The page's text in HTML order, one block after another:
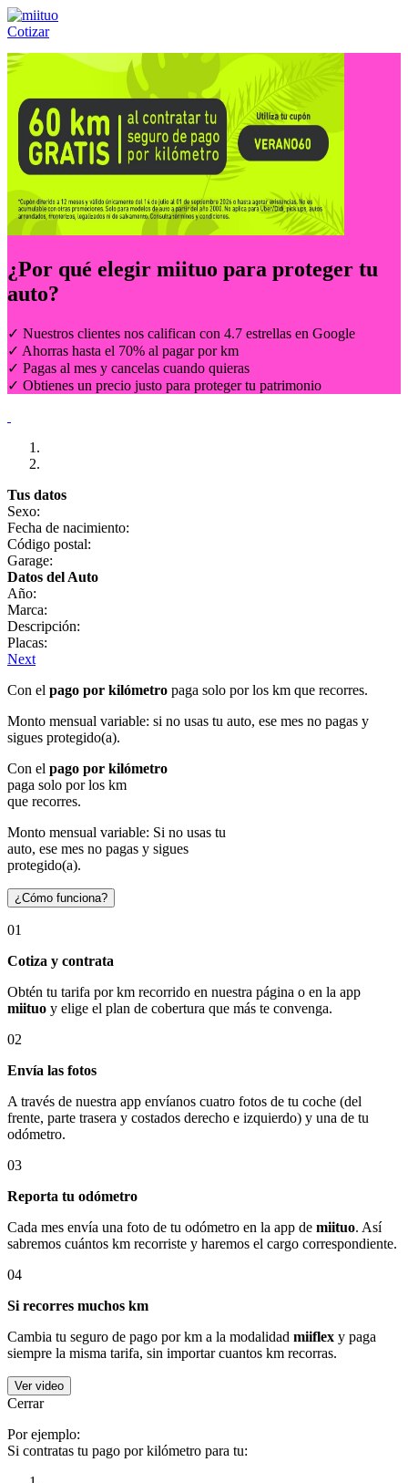
Cotizar
Llámanos al:(55) 84-21-05-00 ó
¿Por qué elegir miituo para proteger tu
auto?
✓ Nuestros clientes nos califican con 4.7 estrellas en Google
✓ Ahorras hasta el 70% al pagar por km
✓ Pagas al mes y cancelas cuando quieras
✓ Obtienes un precio justo para proteger tu patrimonio
Tus datos
Sexo:
Fecha de nacimiento:
Código postal:
Garage:
Datos del Auto
Año:
Marca:
Descripción:
Placas:
Next
Con el pago por kilómetro paga solo por los km que recorres.
Monto mensual variable: si no usas tu auto, ese mes no pagas y
sigues protegido(a).
Con el pago por kilómetro
paga solo por los km
que recorres.
Monto mensual variable: Si no usas tu
auto, ese mes no pagas y sigues
protegido(a).
¿Cómo funciona?
01
Cotiza y contrata
Obtén tu tarifa por km recorrido en nuestra página o en la app
miituo y elige el plan de cobertura que más te convenga.
02
Envía las fotos
A través de nuestra app envíanos cuatro fotos de tu coche (del
frente, parte trasera y costados derecho e izquierdo) y una de tu
odómetro.
03
Reporta tu odómetro
Cada mes envía una foto de tu odómetro en la app de miituo. Así
sabremos cuántos km recorriste y haremos el cargo correspondiente.
04
Si recorres muchos km
Cambia tu seguro de pago por km a la modalidad miiflex y paga
siempre la misma tarifa, sin importar cuantos km recorras.
Ver video
Cerrar
Por ejemplo:
Si contratas tu pago por kilómetro para tu: